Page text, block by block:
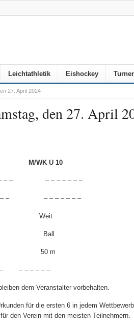
Leichtathletik Eishockey
27. April 2024
den 27. April
M/WK U 10
– – – – – – – – –
– – – – – – – –
Weit
Ball
50 m
– – – – – –
dem Veranstalter vorbehalten.
für die ersten 6 in jedem
den Verein mit den meisten Teilnehmern.